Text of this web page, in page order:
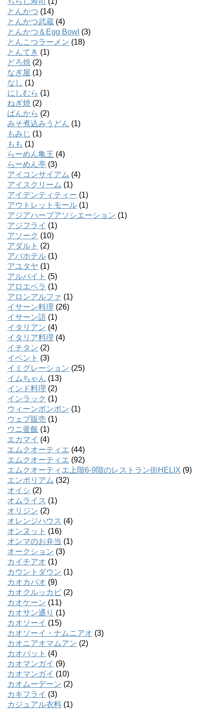
とんかつ (14)
とんかつ武蔵 (4)
とんかつ＆Egg Bowl (3)
とんこつラーメン (18)
とんてき (1)
どろ焼 (2)
なぎ屋 (1)
なし (1)
にしむら (1)
ねぎ焼 (2)
ばんから (2)
みそ煮込みうどん (1)
もみじ (1)
もも (1)
らーめん亀王 (4)
らーめん亭 (3)
アイコンサイアム (4)
アイスクリーム (1)
アイデンティティー (1)
アウトレットモール (1)
アジアハーブアソシエーション (1)
アジフライ (1)
アソーク (10)
アダルト (2)
アパホテル (1)
アユタヤ (1)
アルバイト (5)
アロエベラ (1)
アロンアルファ (1)
イサーン料理 (26)
イサーン語 (1)
イタリアン (4)
イタリア料理 (4)
イチタン (2)
イベント (3)
イミグレーション (25)
イムちゃん (13)
インド料理 (2)
インラック (1)
ウィーンボンボン (1)
ウェブ販売 (1)
ウニ釜飯 (1)
エカマイ (4)
エムクオーティエ (44)
エムクオーティエ (92)
エムクオーティエ上階6-9階のレストラン街HELIX (9)
エンポリアム (32)
オイシ (2)
オムライス (1)
オリジン (2)
オレンジハウス (4)
オンヌット (16)
オンマのお弁当 (1)
オークション (3)
カイチアオ (1)
カウントダウン (1)
カオカパオ (9)
カオクルッカピ (2)
カオケーン (11)
カオサン通り (1)
カオソーイ (15)
カオソーイ・ナムニアオ (3)
カオニアオマムアン (2)
カオパット (4)
カオマンガイ (9)
カオマンガイ (10)
カオムーデーン (2)
カキフライ (3)
カジュアル衣料 (1)